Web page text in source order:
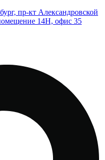
пр-кт Александровской
14Н, офис 35